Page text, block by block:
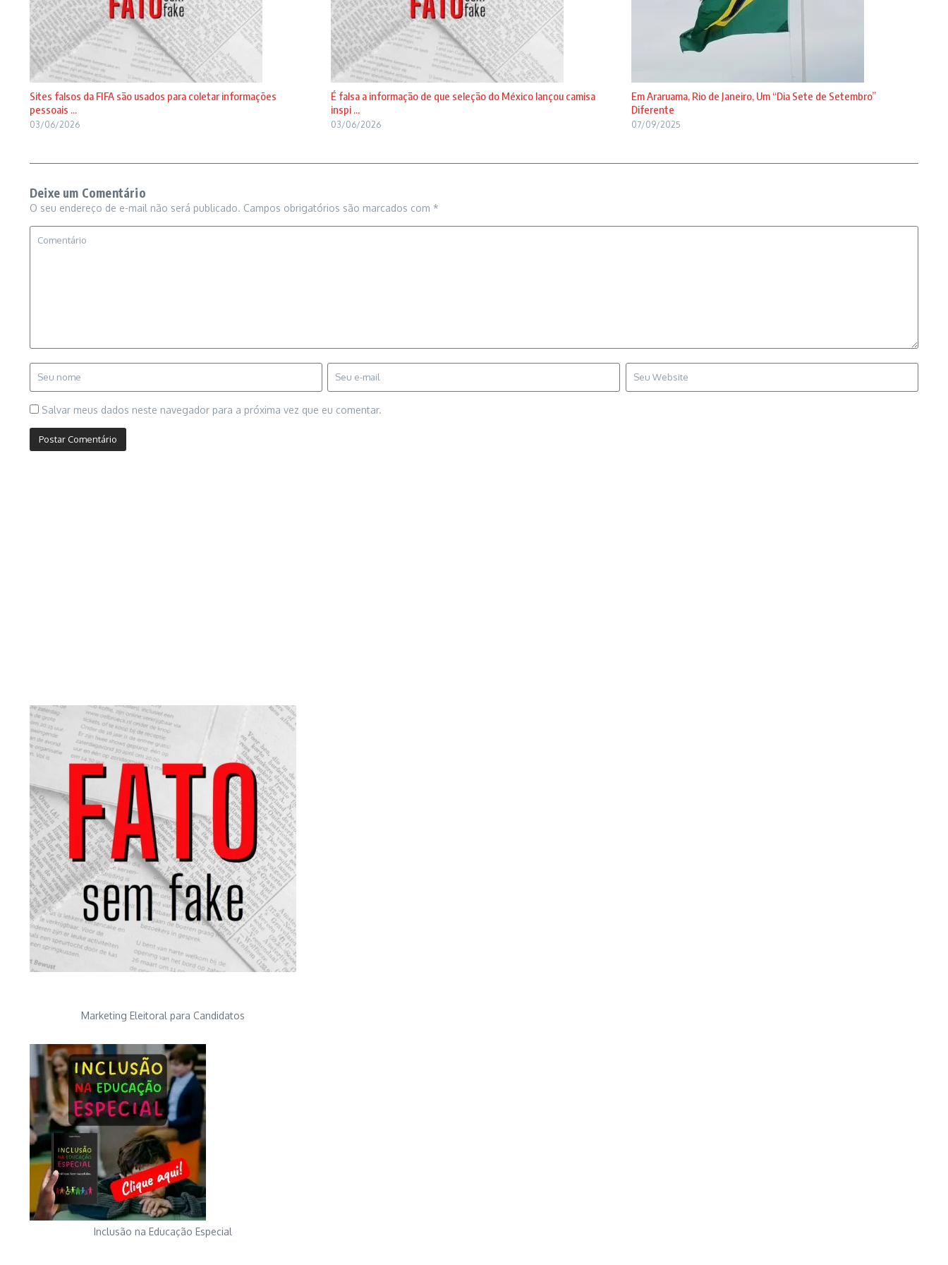
Sites falsos da FIFA são usados para coletar informações
pessoais ...
03/06/2026
É falsa a informação de que seleção do México lançou camisa
inspi ...
03/06/2026
Em Araruama, Rio de Janeiro, Um “Dia Sete de Setembro”
Diferente
07/09/2025
Deixe um Comentário
O seu endereço de e-mail não será publicado. Campos obrigatórios são marcados com *
Salvar meus dados neste navegador para a próxima vez que eu comentar.
Marketing Eleitoral para Candidatos
Inclusão na Educação Especial